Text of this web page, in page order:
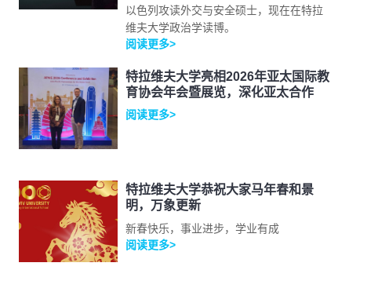
以色列攻读外交与安全硕士，现在在特拉
维夫大学政治学读博。
阅读更多>
特拉维夫大学亮相2026年亚太国际教
育协会年会暨展览，深化亚太合作
阅读更多>
特拉维夫大学恭祝大家马年春和景
明，万象更新
新春快乐，事业进步，学业有成
阅读更多>